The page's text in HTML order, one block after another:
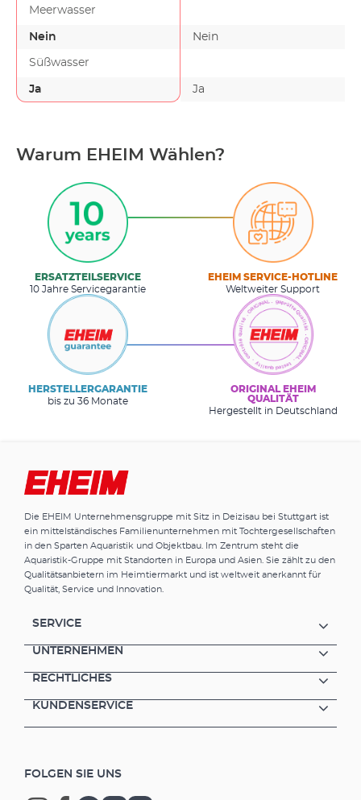
Meerwasser
Nein Nein
Süßwasser
Ja Ja
Warum EHEIM Wählen?
ERSATZTEILSERVICE
10 Jahre Servicegarantie
EHEIM SERVICE-HOTLINE
Weltweiter Support
HERSTELLERGARANTIE
bis zu 36 Monate
ORIGINAL EHEIM
QUALITÄT
Hergestellt in Deutschland
Die EHEIM Unternehmensgruppe mit Sitz in Deizisau bei Stuttgart ist
ein mittelständisches Familienunternehmen mit Tochtergesellschaften
in den Sparten Aquaristik und Objektbau. Im Zentrum steht die
Aquaristik-Gruppe mit Standorten in Europa und Asien. Sie zählt zu den
Qualitätsanbietern im Heimtiermarkt und ist weltweit anerkannt für
Qualität, Service und Innovation.
SERVICE
UNTERNEHMEN
RECHTLICHES
KUNDENSERVICE
FOLGEN SIE UNS